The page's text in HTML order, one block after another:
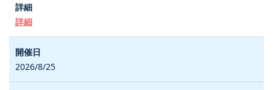
詳細
2026/8/25